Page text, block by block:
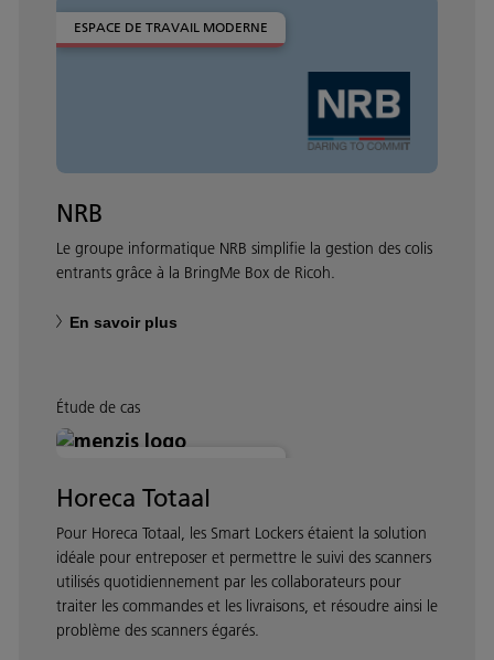
ESPACE DE TRAVAIL MODERNE
NRB
Le groupe informatique NRB simplifie la gestion des colis
entrants grâce à la BringMe Box de Ricoh.
En savoir plus
Étude de cas
Horeca Totaal
Pour Horeca Totaal, les Smart Lockers étaient la solution
idéale pour entreposer et permettre le suivi des scanners
utilisés quotidiennement par les collaborateurs pour
traiter les commandes et les livraisons, et résoudre ainsi le
problème des scanners égarés.